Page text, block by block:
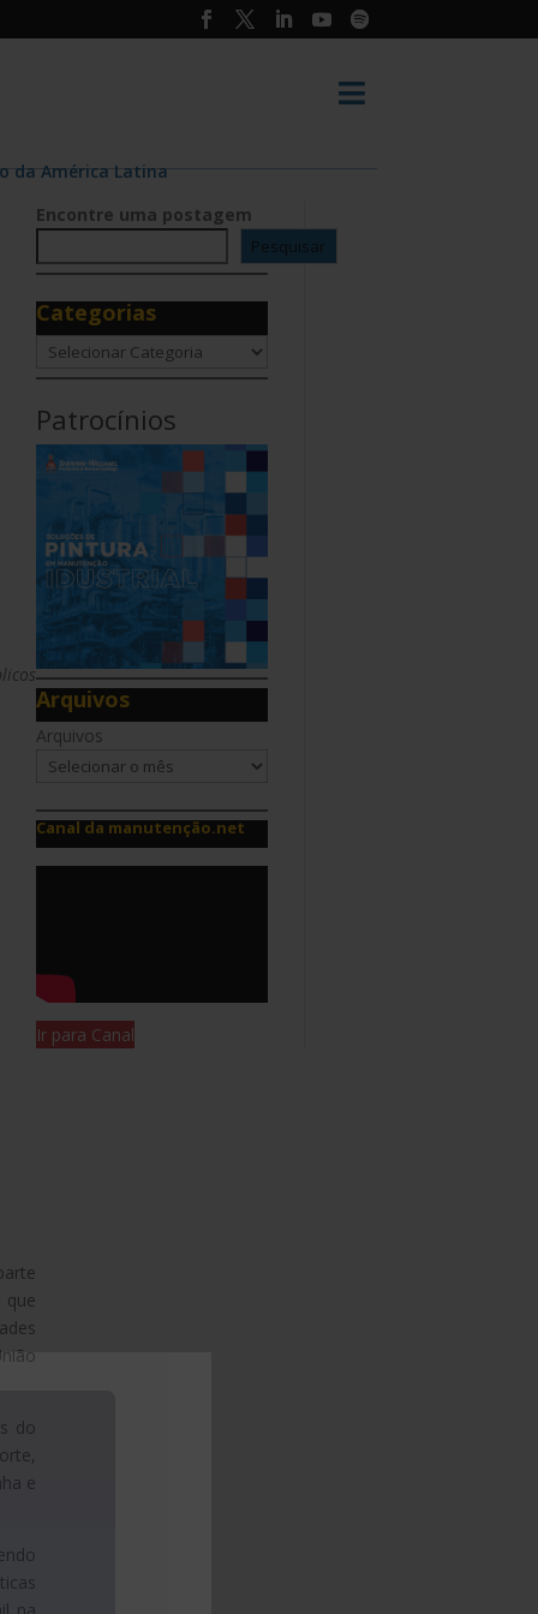

da América Latina
que
do
e
Encontre uma postagem
Pesquisar
Categorias
Categorias
Patrocínios
Arquivos
Arquivos
Canal da manutenção.net
Ir para Canal